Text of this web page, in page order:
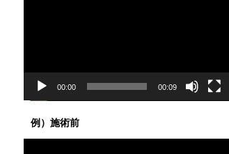
00:00 00:09
例）施術前